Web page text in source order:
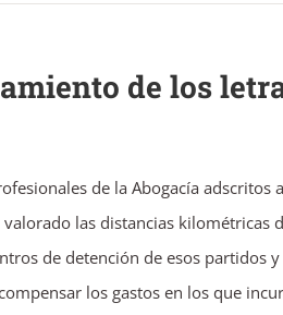
de los
de la Abogacía adscritos
las distancias kilométricas
de detención de esos partidos y
los gastos en los que